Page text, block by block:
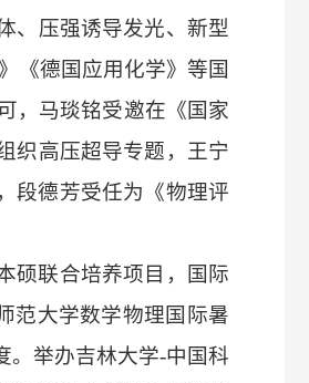
、压强诱导发光、新型
《德国应用化学》等国
，马琰铭受邀在《国家
织高压超导专题，王宁
段德芳受任为《物理评
硕联合培养项目，国际
范大学数学物理国际暑
。举办吉林大学-中国科